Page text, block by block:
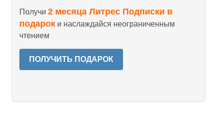
Получи 2 месяца Литрес Подписки в
подарок и наслаждайся неограниченным
чтением
ПОЛУЧИТЬ ПОДАРОК